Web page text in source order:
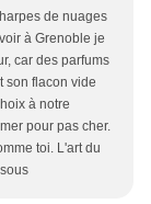
de nuages
à Grenoble je
car des parfums
son flacon vide
à notre
pour pas cher.
toi. L'art du